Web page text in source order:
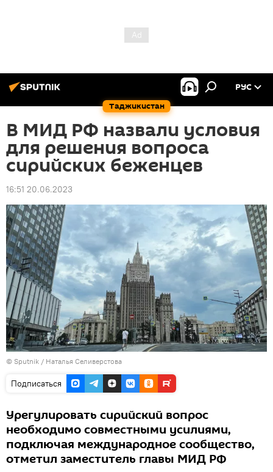
Таджикистан
РУС
В МИД РФ назвали условия
для решения вопроса
сирийских беженцев
16:51 20.06.2023
© Sputnik / Наталья Селиверстова
Подписаться
Урегулировать сирийский вопрос
необходимо совместными усилиями,
подключая международное сообщество,
отметил заместитель главы МИД РФ